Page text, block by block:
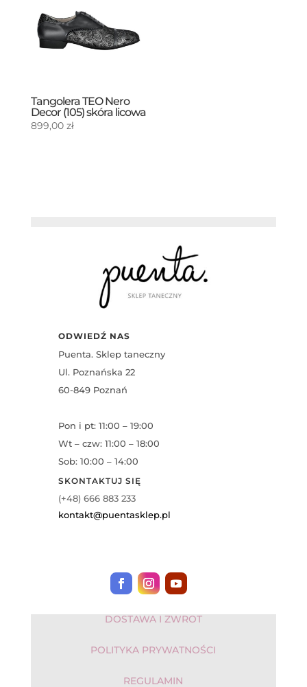
Tangolera TEO Nero
Decor (105) skóra licowa
899,00 zł
ODWIEDŹ NAS
Puenta. Sklep taneczny
Ul. Poznańska 22
60-849 Poznań
Pon i pt: 11:00 – 19:00
Wt – czw: 11:00 – 18:00
Sob: 10:00 – 14:00
SKONTAKTUJ SIĘ
(+48) 666 883 233
kontakt@puentasklep.pl
DOSTAWA I ZWROT
POLITYKA PRYWATNOŚCI
REGULAMIN